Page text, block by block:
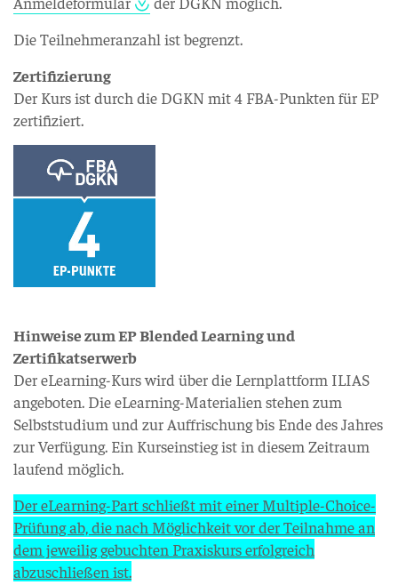
Die Teilnehmeranzahl ist begrenzt.
Zertifizierung
Der Kurs ist durch die DGKN mit 4 FBA-Punkten für EP
zertifiziert.
Hinweise zum EP Blended Learning und
Zertifikatserwerb
Der eLearning-Kurs wird über die Lernplattform ILIAS
angeboten. Die eLearning-Materialien stehen zum
Selbststudium und zur Auffrischung bis Ende des Jahres
zur Verfügung. Ein Kurseinstieg ist in diesem Zeitraum
laufend möglich.
Der eLearning-Part schließt mit einer Multiple-Choice-
Prüfung ab, die nach Möglichkeit vor der Teilnahme an
dem jeweilig gebuchten Praxiskurs erfolgreich
abzuschließen ist.